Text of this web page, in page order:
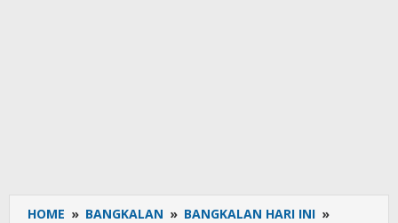
HOME » BANGKALAN » BANGKALAN HARI INI »